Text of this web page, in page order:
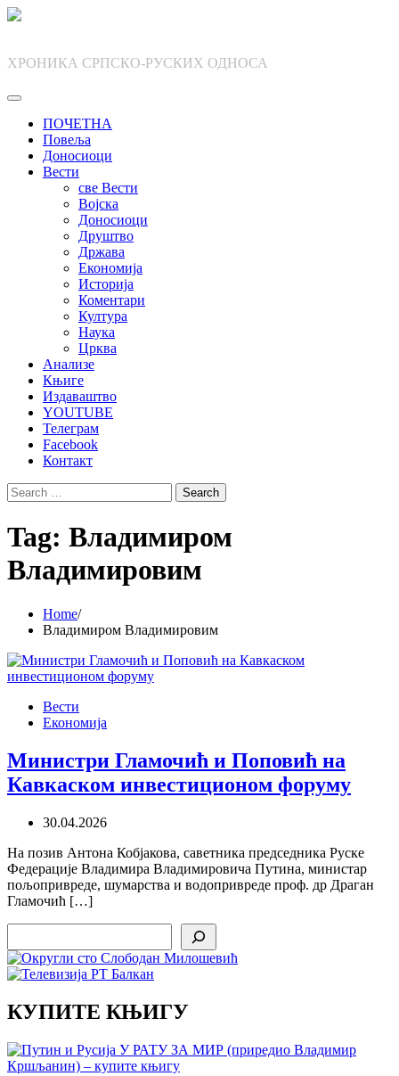
Skip
ХРОНИКА СРПСКО-РУСКИХ ОДНОСА
ПОЧЕТНА
Повеља
Доносиоци
Вести
све Вести
Војска
Доносиоци
Друштво
Држава
Економија
Историја
Коментари
Култура
Наука
Црква
Анализе
Књиге
Издаваштво
YOUTUBE
Телеграм
Facebook
Контакт
Search
for:
Tag: Владимиром
Владимировим
Home
Владимиром Владимировим
Вести
Економија
Министри Гламочић и Поповић на
Кавкаском инвестиционом форуму
30.04.2026
На позив Антона Кобјакова, саветника председника Руске
Федерације Владимира Владимировича Путина, министар
пољопривреде, шумарства и водопривреде проф. др Драган
Гламочић […]
КУПИТЕ КЊИГУ